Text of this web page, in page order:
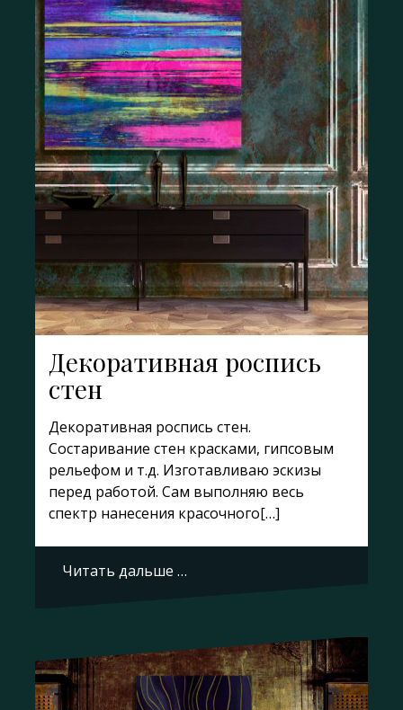
Декоративная роспись
стен
Декоративная роспись стен.
Состаривание стен красками, гипсовым
рельефом и т.д. Изготавливаю эскизы
перед работой. Сам выполняю весь
спектр нанесения красочного[…]
Читать дальше …